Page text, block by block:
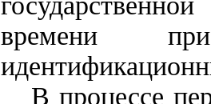
времени
В процессе